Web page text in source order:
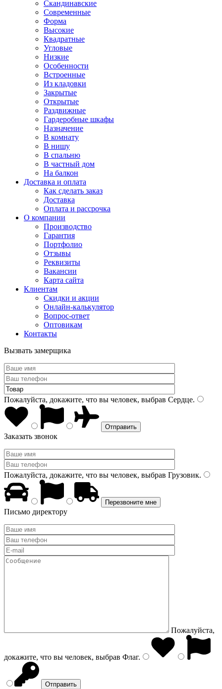
Скандинавские
Современные
Форма
Высокие
Квадратные
Угловые
Низкие
Особенности
Встроенные
Из кладовки
Закрытые
Открытые
Раздвижные
Гардеробные шкафы
Назначение
В комнату
В нишу
В спальню
В частный дом
На балкон
Доставка и оплата
Как сделать заказ
Доставка
Оплата и рассрочка
О компании
Производство
Гарантия
Портфолио
Отзывы
Реквизиты
Вакансии
Карта сайта
Клиентам
Скидки и акции
Онлайн-калькулятор
Вопрос-ответ
Оптовикам
Контакты
Вызвать замерщика
Пожалуйста, докажите, что вы человек, выбрав Сердце.
Заказать звонок
Пожалуйста, докажите, что вы человек, выбрав Грузовик.
Письмо директору
Пожалуйста,
докажите, что вы человек, выбрав Флаг.